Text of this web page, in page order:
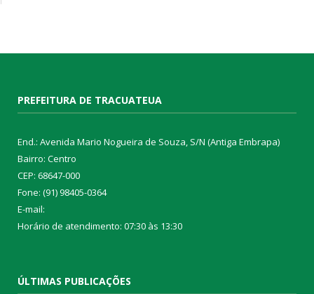
PREFEITURA DE TRACUATEUA
End.: Avenida Mario Nogueira de Souza, S/N (Antiga Embrapa)
Bairro: Centro
CEP: 68647-000
Fone: (91) 98405-0364
E-mail:
Horário de atendimento: 07:30 às 13:30
ÚLTIMAS PUBLICAÇÕES